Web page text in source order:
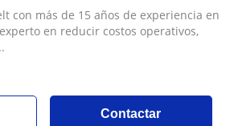
con más de 15 años de experiencia en
en reducir costos operativos,
Contactar